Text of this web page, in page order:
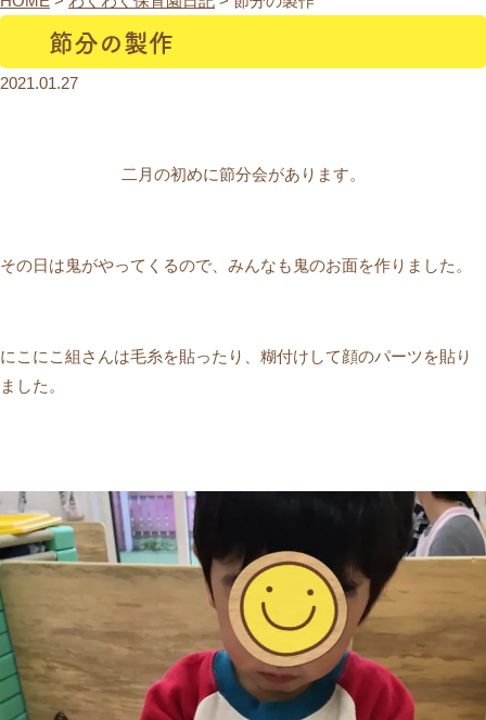
節分の製作
2021.01.27
二月の初めに節分会があります。
その日は鬼がやってくるので、みんなも鬼のお面を作りました。
にこにこ組さんは毛糸を貼ったり、糊付けして顔のパーツを貼り
ました。